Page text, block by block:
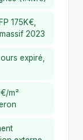
175K€,
2023
expiré,
m²